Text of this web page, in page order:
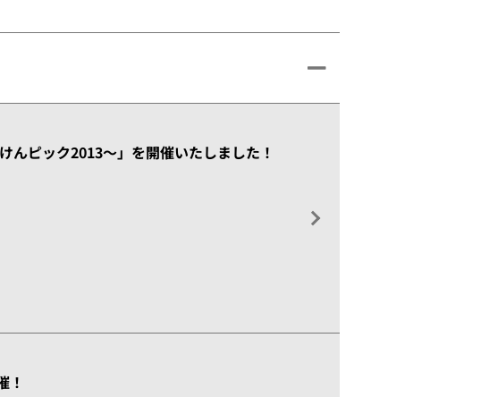
んピック2013～」を開催いたしました！
！